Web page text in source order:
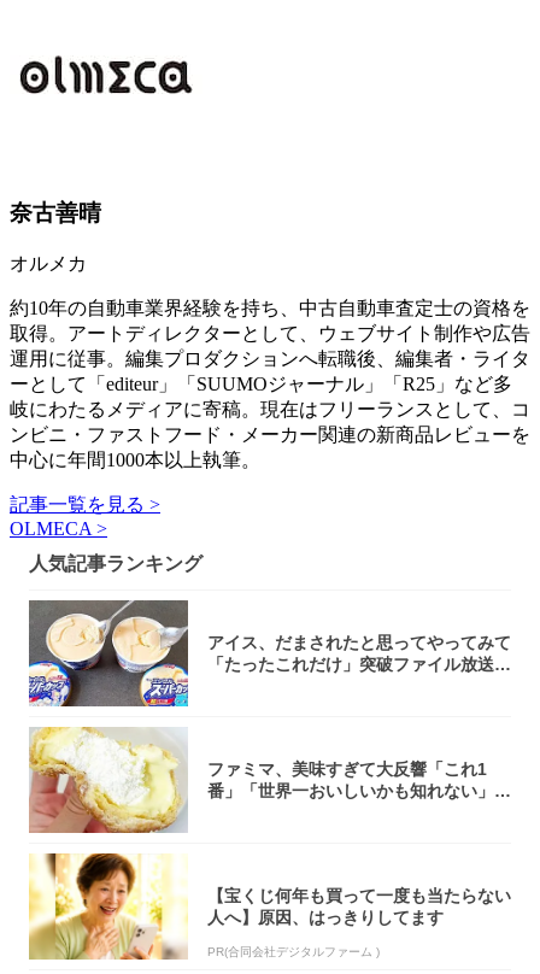
奈古善晴
オルメカ
約10年の自動車業界経験を持ち、中古自動車査定士の資格を
取得。アートディレクターとして、ウェブサイト制作や広告
運用に従事。編集プロダクションへ転職後、編集者・ライタ
ーとして「editeur」「SUUMOジャーナル」「R25」など多
岐にわたるメディアに寄稿。現在はフリーランスとして、コ
ンビニ・ファストフード・メーカー関連の新商品レビューを
中心に年間1000本以上執筆。
記事一覧を見る >
OLMECA >
人気記事ランキング
アイス、だまされたと思ってやってみて
「たったこれだけ」突破ファイル放送で
ファミマ、美味すぎて大反響「これ1
番」「世界一おいしいかも知れない」
【宝くじ何年も買って一度も当たらない
人へ】原因、はっきりしてます
PR(合同会社デジタルファーム )